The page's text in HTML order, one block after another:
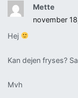
Mette
november
Hej
Kan dejen fryses?
Mvh